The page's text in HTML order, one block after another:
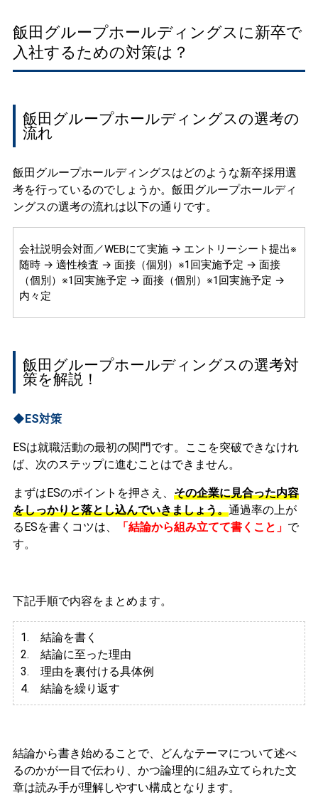
飯田グループホールディングスに新卒で
入社するための対策は？
飯田グループホールディングスの選考の
流れ
飯田グループホールディングスはどのような新卒採用選
考を行っているのでしょうか。飯田グループホールディ
ングスの選考の流れは以下の通りです。
会社説明会対面／WEBにて実施 → エントリーシート提出※
随時 → 適性検査 → 面接（個別）※1回実施予定 → 面接
（個別）※1回実施予定 → 面接（個別）※1回実施予定 →
内々定
飯田グループホールディングスの選考対
策を解説！
◆ES対策
ESは就職活動の最初の関門です。ここを突破できなけれ
ば、次のステップに進むことはできません。
まずはESのポイントを押さえ、 その企業に見合った内容
をしっかりと落とし込んでいきましょう。通過率の上が
るESを書くコツは、
「結論から組み立てて書くこと」 で
す。
下記手順で内容をまとめます。
1. 結論を書く
2. 結論に至った理由
3. 理由を裏付ける具体例
4. 結論を繰り返す
結論から書き始めることで、どんなテーマについて述べ
るのかが一目で伝わり、かつ論理的に組み立てられた文
章は読み手が理解しやすい構成となります。